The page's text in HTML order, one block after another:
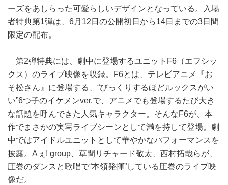
ーズをあしらった可愛らしいデザインとなっている。入場
者特典第1弾は、6月12日の公開初日から14日までの3日間
限定の配布。
第2弾特典には、劇中に登場するユニットF6（エフシッ
クス）のライブ映像を収録。F6とは、テレビアニメ『お
そ松さん』に登場する、“びっくりするほどルックスがい
い”6つ子のイケメンver.で、アニメでも登場するたび大き
な話題を呼んできた人気キャラクター。そんなF6が、本
作でまさかの実写ライブシーンとして満を持して登場。劇
中ではアイドルユニットとして華やかなパフォーマンスを
披露。Aぇ! group、草間リチャード敬太、西村拓哉らが、
圧巻のダンスと歌唱で“本領発揮”している圧巻のライブ映
像だ。